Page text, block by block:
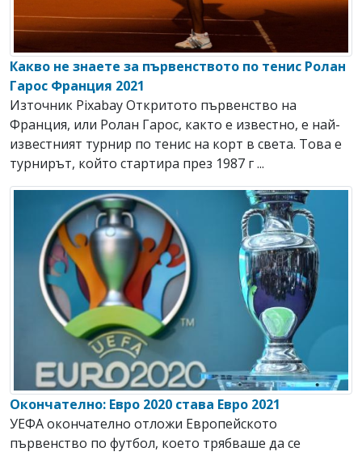
Какво не знаете за първенството по тенис Ролан
Гарос Франция 2021
Източник Pixabay Откритото първенство на
Франция, или Ролан Гарос, както е известно, е най-
известният турнир по тенис на корт в света. Това е
турнирът, който стартира през 1987 г ...
Окончателно: Евро 2020 става Евро 2021
УЕФА окончателно отложи Европейското
първенство по футбол, което трябваше да се